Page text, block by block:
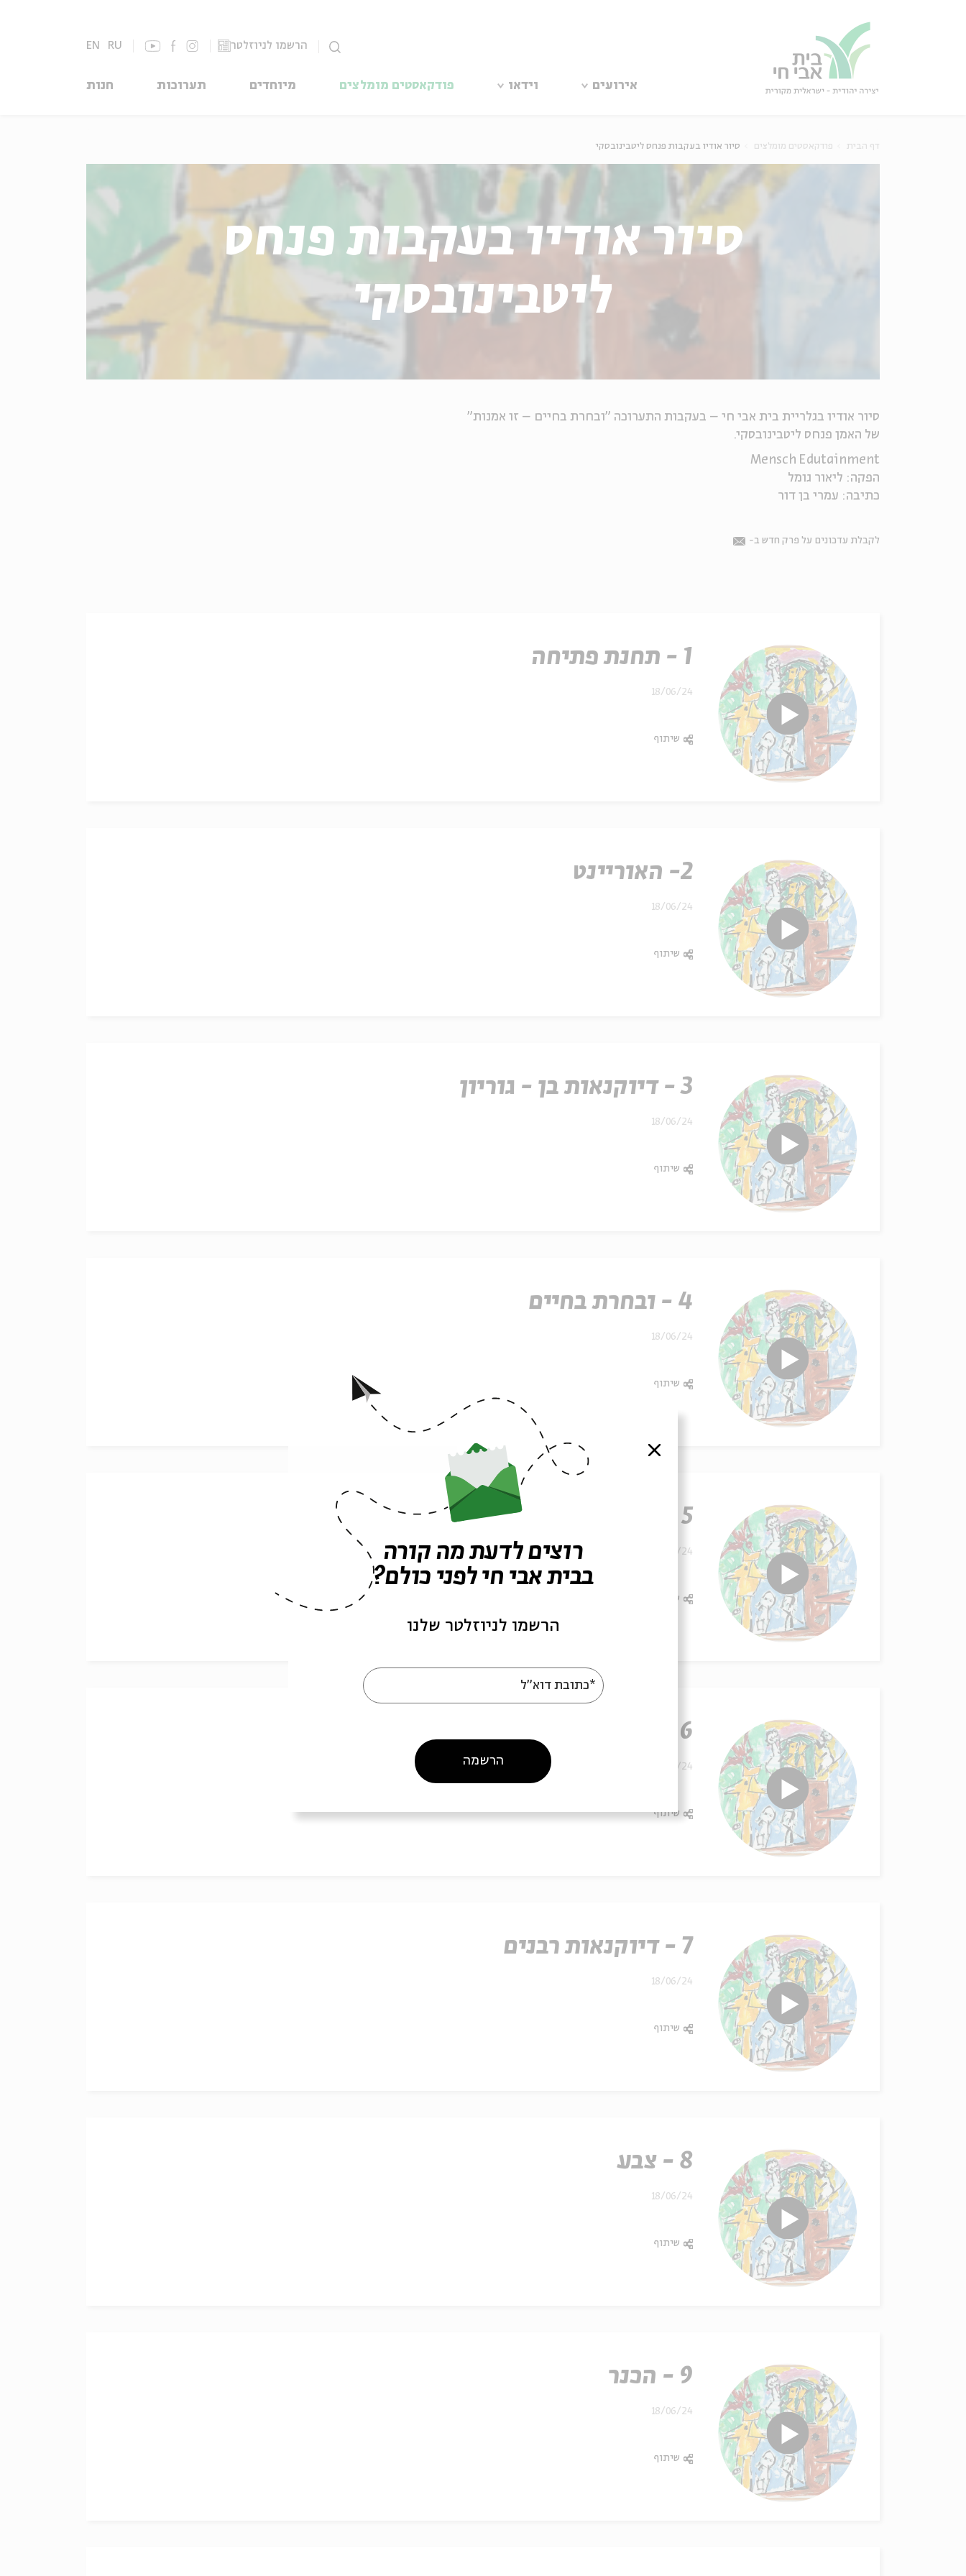
הרשמו לניוזלטר EN RU
אירועים וידאו פודקאסטים מומלצים מיוחדים תערוכות חנות
דף הבית פודקאסטים מומלצים סיור אודיו בעקבות פנחס ליטבינובסקי
סיור אודיו בעקבות פנחס
ליטבינובסקי
סיור אודיו בגלריית בית אבי חי – בעקבות התערוכה "ובחרת בחיים – זו אמנות"
של האמן פנחס ליטבינובסקי.
Mensch Edutainment
הפקה: ליאור גומל
כתיבה: עמרי בן דור
לקבלת עדכונים על פרק חדש ב- Email
1 - תחנת פתיחה
18/06/24
שיתוף
2- האוריינט
18/06/24
שיתוף
3 - דיוקנאות בן - גוריון
18/06/24
שיתוף
4 - ובחרת בחיים
18/06/24
שיתוף
5 - אדם וחמור
18/06/24
שיתוף
6 - דיוקנאות
18/06/24
שיתוף
7 - דיוקנאות רבנים
18/06/24
שיתוף
8 - צבע
18/06/24
שיתוף
9 - הכנר
18/06/24
שיתוף
סגור
רוצים לדעת מה קורה
בבית אבי חי לפני כולם?
הרשמו לניוזלטר שלנו
*כתובת דוא"ל
הרשמה